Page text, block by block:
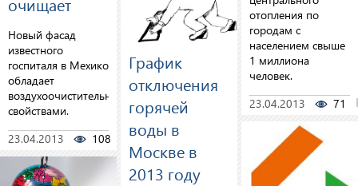
Новый фасад
известного
госпиталя в Мехико
обладает
воздухоочистительными
свойствами.
23.04.2013
108 1
График
отключения
горячей
воды в
Москве в
2013 году
отопления по
городам с
населением свыше
1 миллиона
человек.
23.04.2013
71